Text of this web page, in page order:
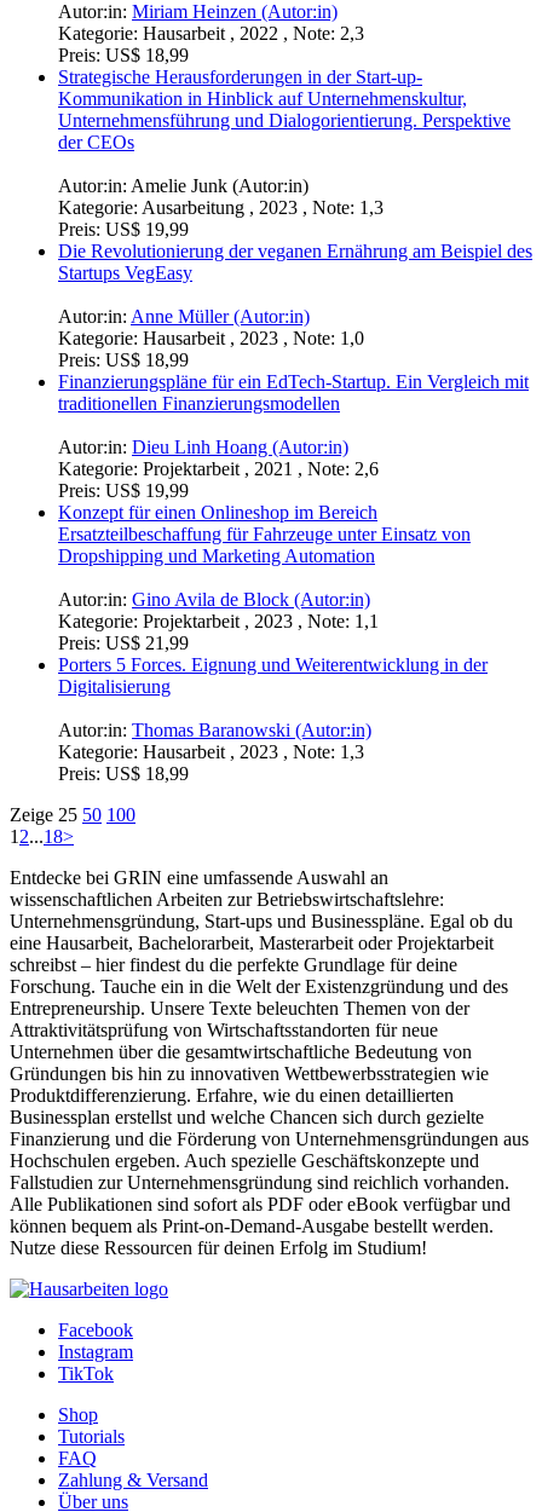
Preis:US$ 19,99
Expansion in neue Märkte. Innovatives Geschäftsmodell für
"Easy Fitness Lifestyle und Sport"
Autor:in:Anonym (Autor:in)
Kategorie:
Digital Business und Futurologie
Autor:in:Anonym (Autor:in)
Kategorie:Projektarbeit , 2023
Preis:US$ 18,99
Grundlagen, Praxisbeispiele und Handlungsempfehlungen
Autor:in:Karin Bach (Autor:in)
Kategorie:Hausarbeit , 2023 , Note: 1,3
Gezielte SEO Optimierung am Beispiel eines Startups
Autor:in:Miriam Heinzen (Autor:in)
Kategorie:Hausarbeit , 2022 , Note: 2,3
Preis:US$ 18,99
Strategische Herausforderungen in der Start-up-
Unternehmensführung und Dialogorientierung. Perspektive
der CEOs
Autor:in: Amelie Junk (Autor:in)
Kategorie: Ausarbeitung , 2023 , Note: 1,3
Preis: US$ 19,99
Startups VegEasy
Autor:in:Anne Müller (Autor:in)
Kategorie:Hausarbeit , 2023 , Note: 1,0
Preis:US$ 18,99
Finanzierungspläne für ein EdTech-Startup. Ein Vergleich mit
traditionellen Finanzierungsmodellen
Autor:in:Dieu Linh Hoang (Autor:in)
Kategorie:Projektarbeit , 2021 , Note: 2,6
Preis:US$ 19,99
Konzept für einen Onlineshop im Bereich
Ersatzteilbeschaffung für Fahrzeuge unter Einsatz von
Dropshipping und Marketing Automation
Autor:in: Gino Avila de Block (Autor:in)
Kategorie:Projektarbeit , 2023 , Note: 1,1
Porters 5 Forces. Eignung und Weiterentwicklung in der
Digitalisierung
Autor:in:
Kategorie:
Preis: US$ 18,99
Zeige
25 50
100
...18>